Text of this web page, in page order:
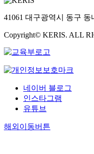
41061 대구광역시 동구 동
Copyright© KERIS. ALL
네이버 블로그
인스타그램
유튜브
해외이동버튼